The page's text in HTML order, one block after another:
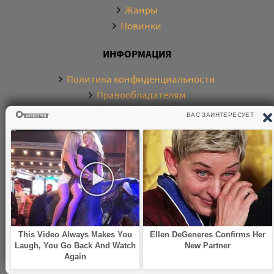
Жанры
Новинки
ИНФОРМАЦИЯ
Политика конфиденциальности
Правообладателям
Обратная связь
О САЙТЕ
Электронная библиотека аудиокниг. Более 20000
аудиокниг в хорошем качестве. Слушайте аудиокниги
бесплатно онлайн и без регистрации. По любым
вопросам обращайтесь на почту:
knigamp3online.info@gmail.com